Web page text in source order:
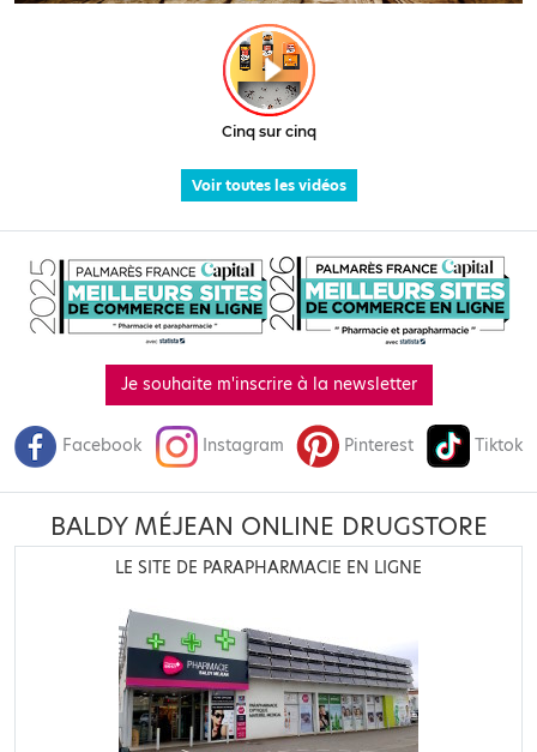
Voir toutes les vidéos
Je souhaite m'inscrire à la newsletter
Facebook Instagram Pinterest Tiktok
BALDY MÉJEAN ONLINE DRUGSTORE
LE SITE DE PARAPHARMACIE EN LIGNE